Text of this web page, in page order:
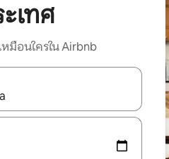
เทศ
มือนใครใน Airbnb
รสัมผัสหรือปัด เพื่อสำรวจผลการค้นหา